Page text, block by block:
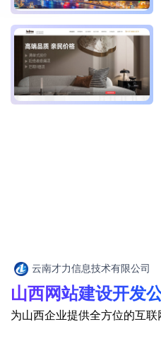
云南才力信息技术有限公司
山西网站建设开发
为山西企业提供全方位的互